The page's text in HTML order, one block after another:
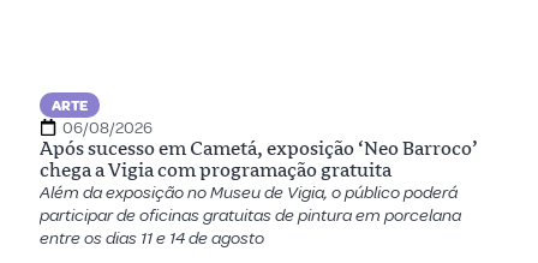
ARTE
06/08/2026
Após sucesso em Cametá, exposição ‘Neo Barroco’
chega a Vigia com programação gratuita
Além da exposição no Museu de Vigia, o público poderá
participar de oficinas gratuitas de pintura em porcelana
entre os dias 11 e 14 de agosto